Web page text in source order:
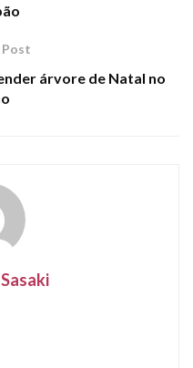
árvore de Natal no